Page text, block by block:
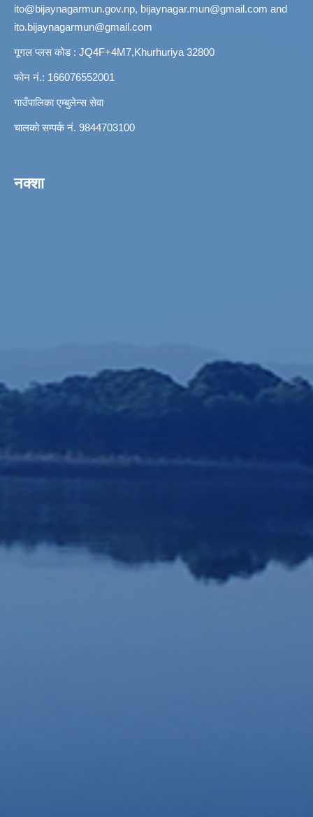
ito@bijaynagarmun.gov.np, bijaynagar.mun@gmail.com and
ito.bijaynagarmun@gmail.com
गूगल प्लस कोड : JQ4F+4M7,Khurhuriya 32800
फोन नं.: 166076552001
गाउँपालिका एम्बुलेन्स सेवा
चालको सम्पर्क नं. 9844703100
नक्शा